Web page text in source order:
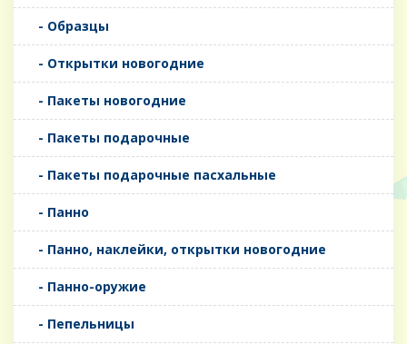
- Образцы
- Открытки новогодние
- Пакеты новогодние
- Пакеты подарочные
- Пакеты подарочные пасхальные
- Панно
- Панно, наклейки, открытки новогодние
- Панно-оружие
- Пепельницы